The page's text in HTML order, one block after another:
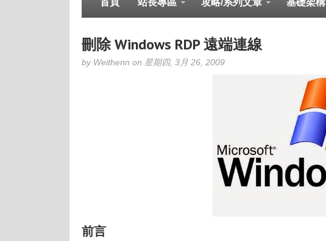
首頁 站長專區 攻略/系列文章 基礎架構
刪除 Windows RDP 遠端連線
by Weithenn on 星期四, 3月 26, 2009
前言